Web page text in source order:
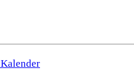
Kalender